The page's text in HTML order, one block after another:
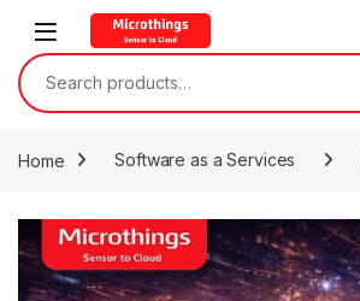
Open
Search for:
Home Software as a Services